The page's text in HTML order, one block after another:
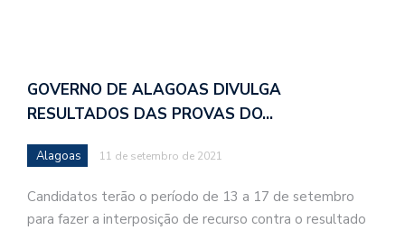
GOVERNO DE ALAGOAS DIVULGA
RESULTADOS DAS PROVAS DO…
Alagoas 11 de setembro de 2021
Candidatos terão o período de 13 a 17 de setembro
para fazer a interposição de recurso contra o resultado